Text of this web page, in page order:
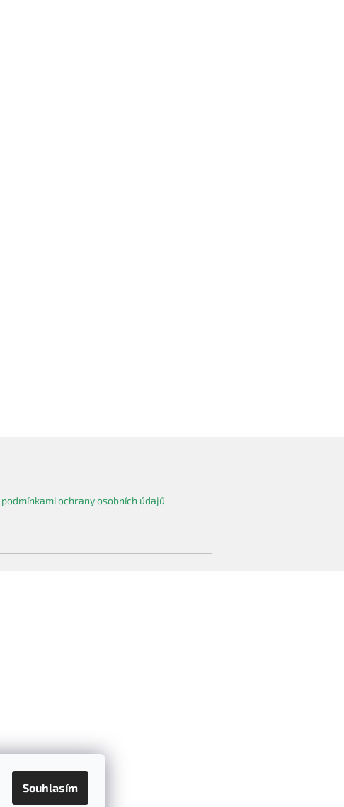
Souhlasím
podmínkami ochrany osobních údajů